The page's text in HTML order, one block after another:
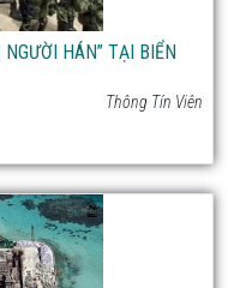
NGƯỜI HÁN” TẠI BIỂN
Thông Tín Viên